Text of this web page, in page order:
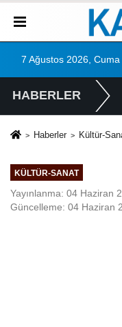
7 Ağustos 2026, Cuma
HABERLER
Haberler Kültür-
KÜLTÜR-SANAT
Yayınlanma: 04 Haziran
Güncelleme: 04 Haziran